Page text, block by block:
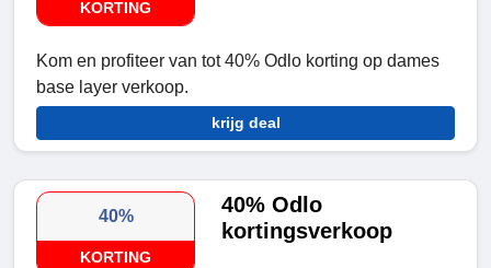
KORTING
Kom en profiteer van tot 40% Odlo korting op dames
base layer verkoop.
krijg deal
40%
KORTING
40% Odlo
kortingsverkoop